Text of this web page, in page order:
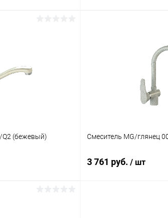
Q2 (бежевый) Смеситель MG/глянец
3 761 руб. / шт